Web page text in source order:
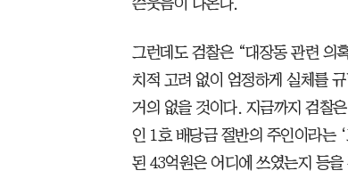
쓴웃음이 나온다.
그런데도 검찰은 “대장동 관련 의
치적 고려 없이 엄정하게 실체를
거의 없을 것이다. 지금까지 검찰
인 1호 배당금 절반의 주인이라는
된 43억원은 어디에 쓰였는지 등